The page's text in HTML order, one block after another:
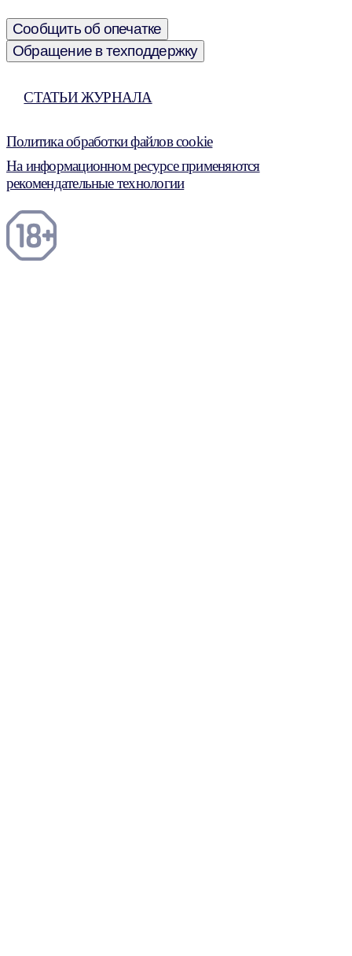
Сообщить об опечатке
Обращение в техподдержку
СТАТЬИ ЖУРНАЛА
Политика обработки файлов cookie
На информационном ресурсе применяются
рекомендательные технологии